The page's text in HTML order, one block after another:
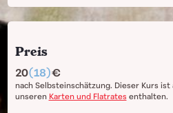
Preis
nach Selbsteinschätzung. Dieser Kurs ist
unseren Karten und Flatrates enthalten.
20(18)